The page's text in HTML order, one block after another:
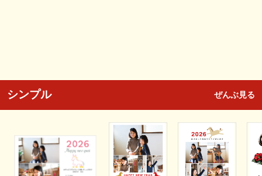
シンプル ぜんぶ見る